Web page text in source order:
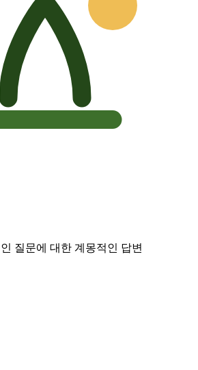
질문에 대한 계몽적인 답변